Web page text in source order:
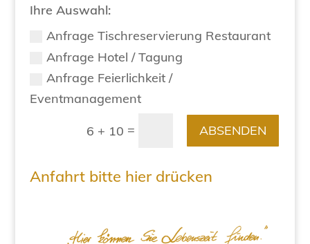
Ihre Auswahl:
Anfrage Tischreservierung Restaurant
Anfrage Hotel / Tagung
Anfrage Feierlichkeit /
Eventmanagement
6 + 10 = ABSENDEN
Anfahrt bitte hier drücken